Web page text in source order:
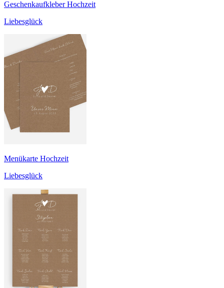
Geschenkaufkleber Hochzeit
Liebesglück
Menükarte Hochzeit
Liebesglück